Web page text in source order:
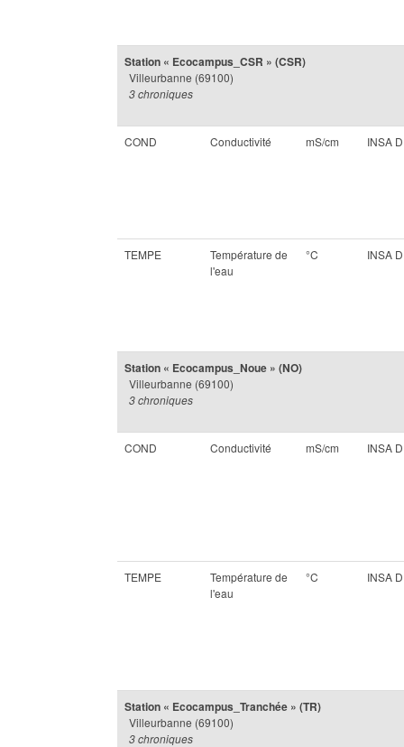
Station « Ecocampus_CSR » (CSR)
Villeurbanne (69100)
3 chroniques
COND Conductivité mS/cm INSA
TEMPE
Température de
l'eau
°C INSA
Station « Ecocampus_Noue » (NO)
Villeurbanne (69100)
3 chroniques
COND Conductivité mS/cm INSA
TEMPE
Température de
l'eau
°C INSA
Station « Ecocampus_Tranchée » (TR)
Villeurbanne (69100)
3 chroniques